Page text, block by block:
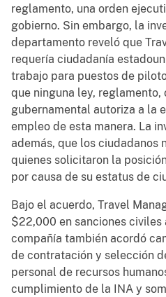
reglamento, una orden
gobierno. Sin embargo, la
departamento reveló que
requería ciudadanía
trabajo para puestos de
que ninguna ley,
gubernamental autoriza a la
empleo de esta manera. La
además, que los ciudadanos
quienes solicitaron la
por causa de su estatus de
Bajo el acuerdo, Travel
$22,000 en sanciones civiles
compañía también acordó
de contratación y selección
personal de recursos
cumplimiento de la INA y